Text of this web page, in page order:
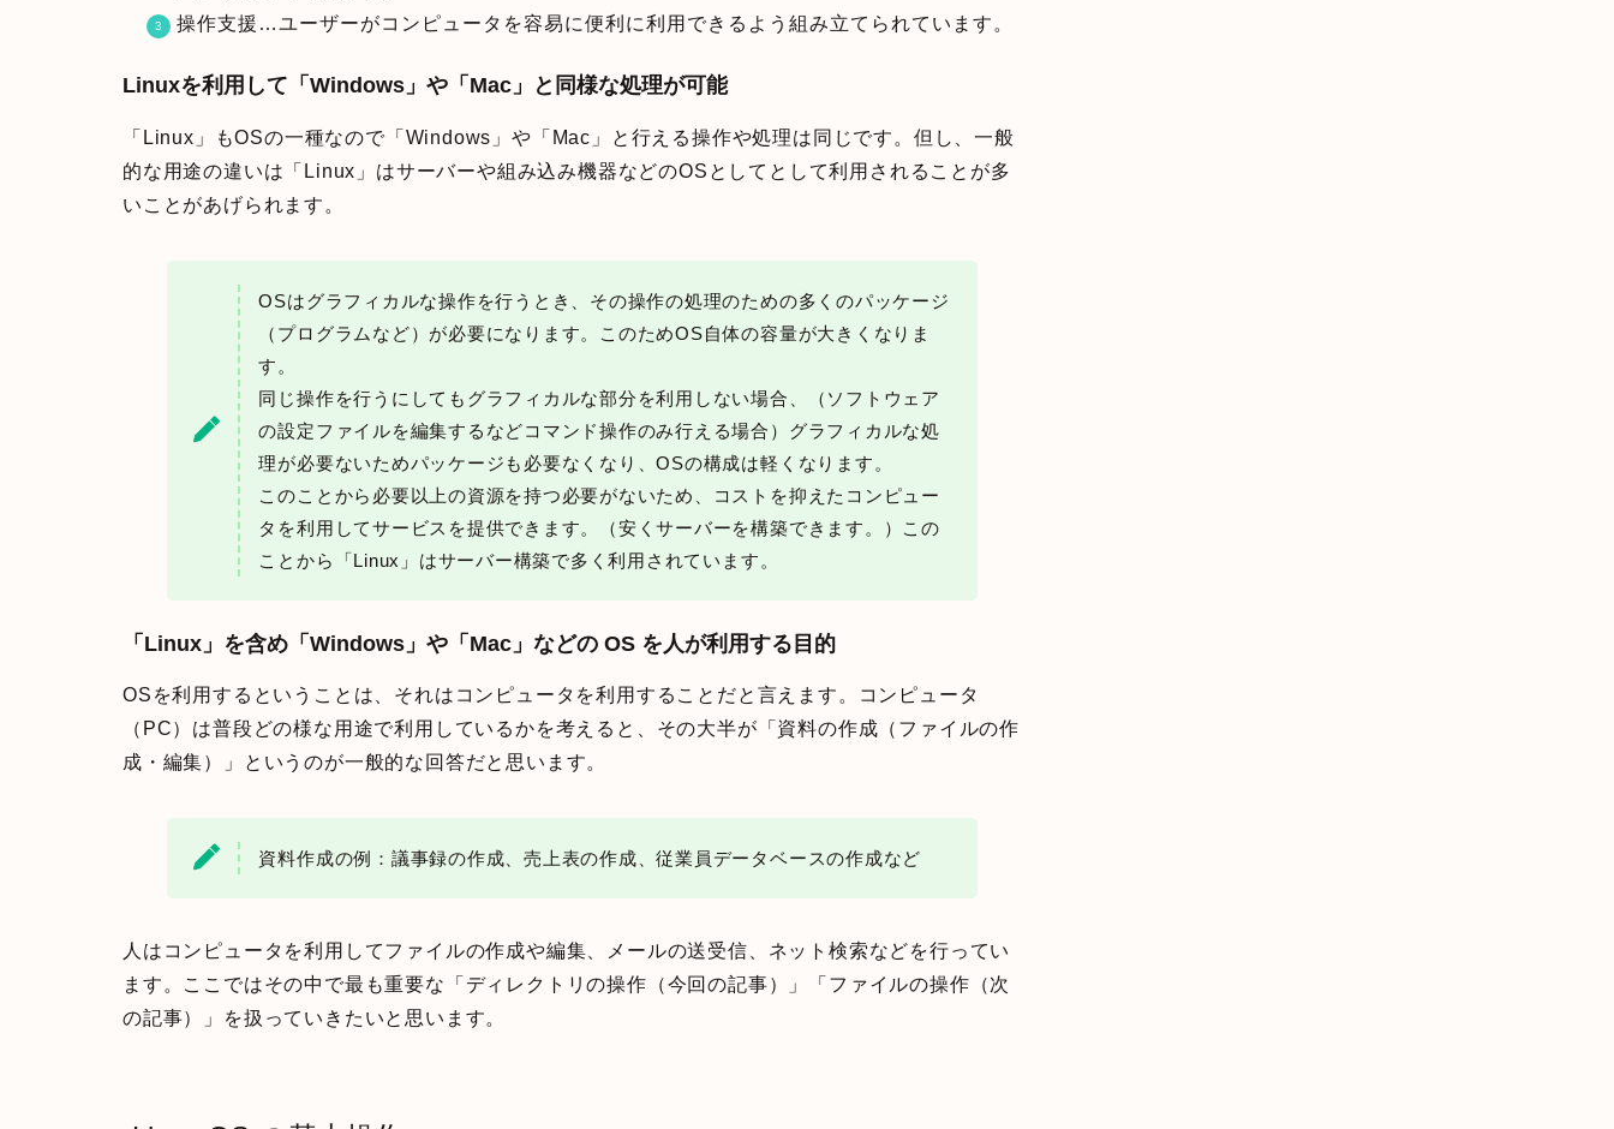
操作支援…ユーザーがコンピュータを容易に便利に利用できるよう組み立てられています。
Linuxを利用して「Windows」や「Mac」と同様な処理が可能
「Linux」もOSの一種なので「Windows」や「Mac」と行える操作や処理は同じです。但し、一般
的な用途の違いは「Linux」はサーバーや組み込み機器などのOSとしてとして利用されることが多
いことがあげられます。
OSはグラフィカルな操作を行うとき、その操作の処理のための多くのパッケージ
（プログラムなど）が必要になります。このためOS自体の容量が大きくなりま
す。
同じ操作を行うにしてもグラフィカルな部分を利用しない場合、（ソフトウェア
の設定ファイルを編集するなどコマンド操作のみ行える場合）グラフィカルな処
理が必要ないためパッケージも必要なくなり、OSの構成は軽くなります。
このことから必要以上の資源を持つ必要がないため、コストを抑えたコンピュー
タを利用してサービスを提供できます。（安くサーバーを構築できます。）この
ことから「Linux」はサーバー構築で多く利用されています。
「Linux」を含め「Windows」や「Mac」などの OS を人が利用する目的
OSを利用するということは、それはコンピュータを利用することだと言えます。コンピュータ
（PC）は普段どの様な用途で利用しているかを考えると、その大半が「資料の作成（ファイルの作
成・編集）」というのが一般的な回答だと思います。
資料作成の例：議事録の作成、売上表の作成、従業員データベースの作成など
人はコンピュータを利用してファイルの作成や編集、メールの送受信、ネット検索などを行ってい
ます。ここではその中で最も重要な「ディレクトリの操作（今回の記事）」「ファイルの操作（次
の記事）」を扱っていきたいと思います。